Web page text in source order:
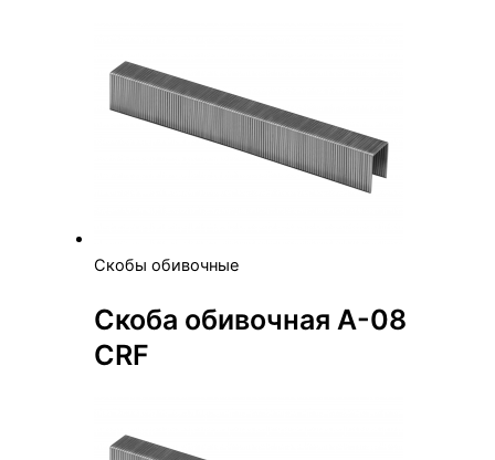
Скобы обивочные
Скоба обивочная А-08
CRF